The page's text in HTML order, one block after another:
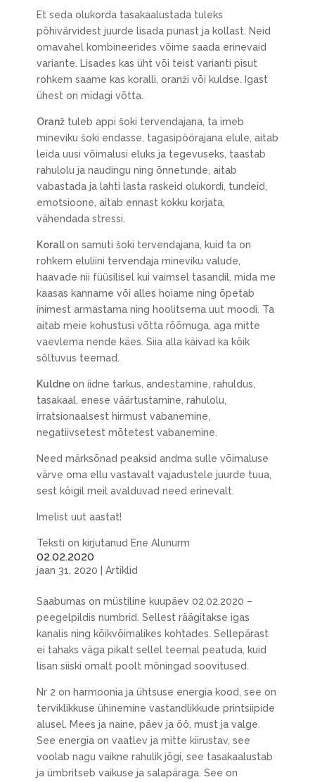
Et seda olukorda tasakaalustada tuleks
põhivärvidest juurde lisada punast ja kollast. Neid
omavahel kombineerides võime saada erinevaid
variante. Lisades kas üht või teist varianti pisut
rohkem saame kas koralli, oranži või kuldse. Igast
ühest on midagi võtta.
Oranžtuleb appi šoki tervendajana, ta imeb
mineviku šoki endasse, tagasipöörajana elule, aitab
leida uusi võimalusi eluks ja tegevuseks, taastab
rahulolu ja naudingu ning õnnetunde, aitab
vabastada ja lahti lasta raskeid olukordi, tundeid,
emotsioone, aitab ennast kokku korjata,
vähendada stressi.
Korall on samuti šoki tervendajana, kuid ta on
rohkem eluliini tervendaja mineviku valude,
haavade nii füüsilisel kui vaimsel tasandil, mida me
kaasas kanname või alles hoiame ning õpetab
inimest armastama ning hoolitsema uut moodi. Ta
aitab meie kohustusi võtta rõõmuga, aga mitte
vaevlema nende käes. Siia alla käivad ka kõik
sõltuvus teemad.
Kuldne on iidne tarkus, andestamine, rahuldus,
tasakaal, enese väärtustamine, rahulolu,
irratsionaalsest hirmust vabanemine,
negatiivsetest mõtetest vabanemine.
Need märksõnad peaksid andma sulle võimaluse
värve oma ellu vastavalt vajadustele juurde tuua,
sest kõigil meil avalduvad need erinevalt.
Imelist uut aastat!
Teksti on kirjutanud Ene Alunurm
02.02.2020
jaan 31, 2020 Artiklid
Saabumas on müstiline kuupäev 02.02.2020 –
peegelpildis numbrid. Sellest räägitakse igas
kanalis ning kõikvõimalikes kohtades. Sellepärast
ei tahaks väga pikalt sellel teemal peatuda, kuid
lisan siiski omalt poolt mõningad soovitused.
Nr 2 on harmoonia ja ühtsuse energia kood, see on
terviklikkuse ühinemine vastandlikkude printsiipide
alusel. Mees ja naine, päev ja öö, must ja valge.
See energia on vaatlev ja mitte kiirustav, see
voolab nagu vaikne rahulik jõgi, see tasakaalustab
ja ümbritseb vaikuse ja salapäraga. See on